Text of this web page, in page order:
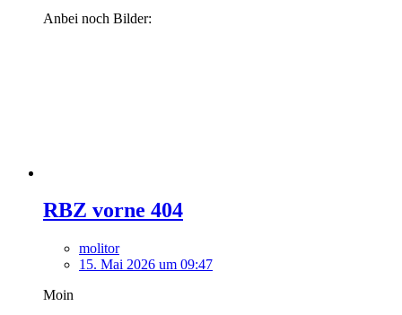
Anbei noch Bilder:
RBZ vorne 404
molitor
15. Mai 2026 um 09:47
Moin